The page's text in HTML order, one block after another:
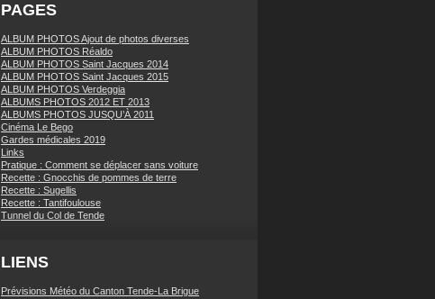
PAGES
ALBUM PHOTOS Ajout de photos diverses
ALBUM PHOTOS Réaldo
ALBUM PHOTOS Saint Jacques 2014
ALBUM PHOTOS Saint Jacques 2015
ALBUM PHOTOS Verdeggia
ALBUMS PHOTOS 2012 ET 2013
ALBUMS PHOTOS JUSQU’À 2011
Cinéma Le Bego
Gardes médicales 2019
Links
Pratique : Comment se déplacer sans voiture
Recette : Gnocchis de pommes de terre
Recette : Sugellis
Recette : Tantifoulouse
Tunnel du Col de Tende
LIENS
Prévisions Météo du Canton Tende-La Brigue